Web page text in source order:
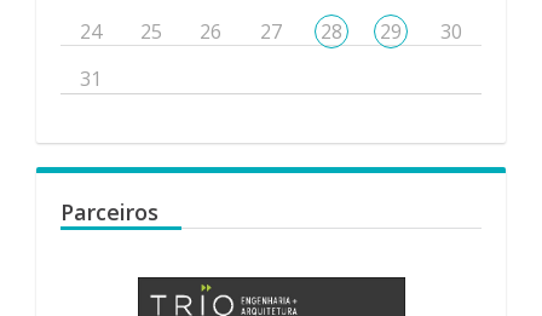
24
25 26 27 28 29
30
31
Parceiros